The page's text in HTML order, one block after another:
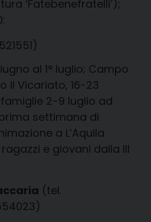
‘Fatebenefratelli’);
al 1° luglio; Campo
il Vicariato, 16-23
2-9 luglio ad
settimana di
a L’Aquila
e giovani dalla III
(tel.